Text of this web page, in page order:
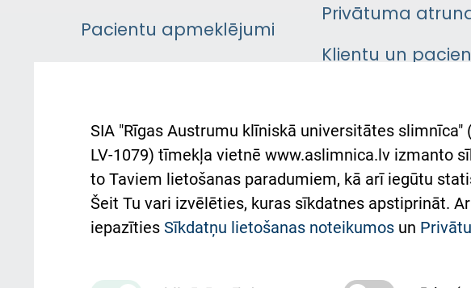
Pacientu apmeklējumi
Pacienta
atsauksmju/sūdzību
iesniegšanas kārtība
Kā pie mums nokļūt
Privātuma
Klientu un
Austrumu
atbalsts Ukrainai
Підтримка Східної
та співпраця з
SIA "Rīgas Austrumu klīniskā universitātes
LV-1079) tīmekļa vietnē www.aslimnica.lv izmanto
to Taviem lietošanas paradumiem, kā arī iegūtu
Šeit Tu vari izvēlēties, kuras sīkdatnes apstiprināt.
iepazīties Sīkdatņu lietošanas noteikumos un